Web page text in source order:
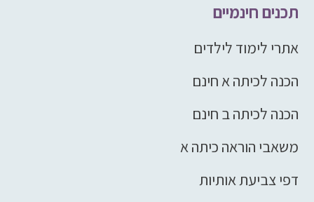
תכנים חינמיים
אתרי לימוד לילדים
הכנה לכיתה א חינם
הכנה לכיתה ב חינם
משאבי הוראה כיתה א
דפי צביעת אותיות